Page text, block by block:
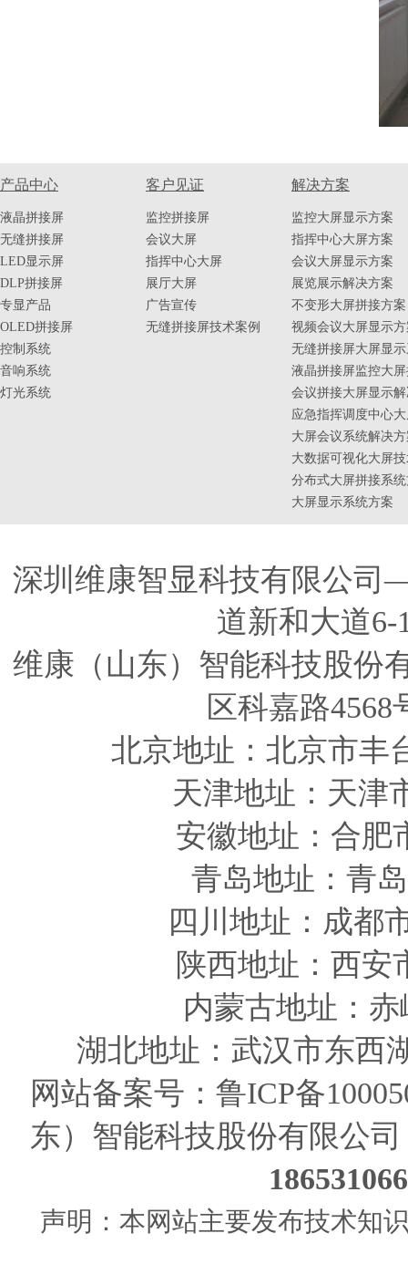
产品中心
液晶拼接屏
无缝拼接屏
LED显示屏
DLP拼接屏
专显产品
OLED拼接屏
控制系统
音响系统
灯光系统
客户见证
监控拼接屏
会议大屏
指挥中心大屏
展厅大屏
广告宣传
无缝拼接屏技术案例
解决方案
监控大屏显示方案
指挥中心大屏方案
会议大屏显示方案
展览展示解决方案
不变形大屏拼接方案
视频会议大屏显示
无缝拼接屏大屏显
液晶拼接屏监控大
会议拼接大屏显示
应急指挥调度中心
大屏会议系统解决
大数据可视化大屏
分布式大屏拼接系
大屏显示系统方案
深圳维康智显科技有限公
道新和大道6-
维康（山东）智能科技股
区科嘉路
北京地址：北京市丰
天津地址 ：天津
安徽地址 ：合
青岛地址 ：青
四川 地址 ：成都
陕西地址 ：西
内蒙古地址：
湖北地址：武汉市东西
网站备案号： 鲁ICP备
东）智能科技股份有限公司
声明：本网站主要发布技术知